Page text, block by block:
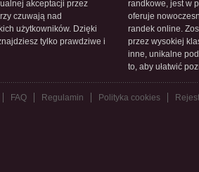
akceptacji przez
czuwają nad
użytkowników. Dzięki
tylko prawdziwe i
randkowe, jest w
oferuje
randek online.
przez wysokiej
inne, unikalne
to, aby ułatwić
FAQ Regulamin Polityka cookies